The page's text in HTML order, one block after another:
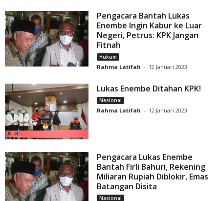
Pengacara Bantah Lukas
Enembe Ingin Kabur ke Luar
Negeri, Petrus: KPK Jangan
Fitnah
Hukum
Rahma Latifah - 12 Januari 2023
Lukas Enembe Ditahan KPK!
Nasional
Rahma Latifah - 12 Januari 2023
Pengacara Lukas Enembe
Bantah Firli Bahuri, Rekening
Miliaran Rupiah Diblokir, Emas
Batangan Disita
Nasional